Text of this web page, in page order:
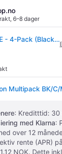
, 6–8 dager
HP 924 / 6C3Z1NE - 4-Pack (Black Yellow Cyan Magenta) Ink
Multipack BK/C/
: Kreditttid: 30
med Klarna:
over 12
rente (APR)
NOK. Dette